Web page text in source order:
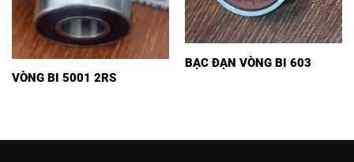
VÒNG BI 5001 2RS
BẠC ĐẠN VÒNG BI 603